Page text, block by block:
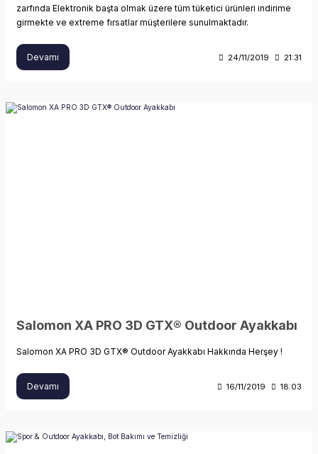
zarfında Elektronik başta olmak üzere tüm tüketici ürünleri indirime
girmekte ve extreme fırsatlar müşterilere sunulmaktadır.
Devamı 24/11/2019 21:31
Salomon XA PRO 3D GTX® Outdoor Ayakkabı
Salomon XA PRO 3D GTX® Outdoor Ayakkabı Hakkında Herşey !
Devamı 16/11/2019 18:03